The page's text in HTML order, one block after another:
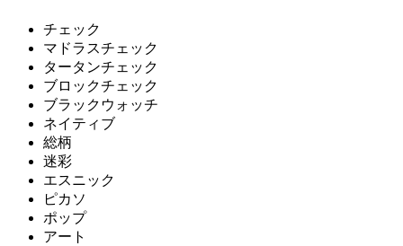
チェック
マドラスチェック
タータンチェック
ブロックチェック
ブラックウォッチ
ネイティブ
総柄
迷彩
エスニック
ピカソ
ポップ
アート